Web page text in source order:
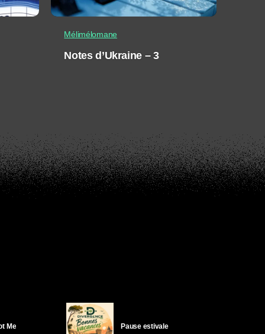
Mélimélomane
Notes d’Ukraine – 3
Me Pause estivale